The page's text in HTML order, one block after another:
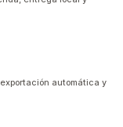
automática y